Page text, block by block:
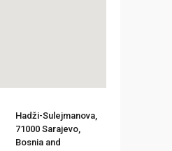
Hadži-Sulejmanova,
71000 Sarajevo,
Bosnia and